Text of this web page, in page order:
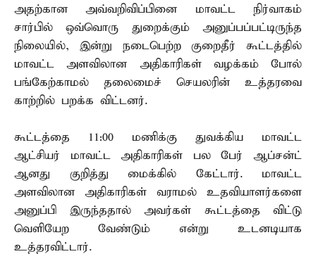
அதற்கான அவ்வறிவிப்பினை மாவட்ட நிர்வாகம்
சார்பில் ஒவ்வொரு துறைக்கும் அனுப்பப்பட்டிருந்த
நிலையில், இன்று நடைபெற்ற குறைதீர் கூட்டத்தில்
மாவட்ட அளவிலான அதிகாரிகள் வழக்கம் போல்
பங்கேற்காமல் தலைமைச் செயலரின் உத்தரவை
காற்றில் பறக்க விட்டனர்.
கூட்டத்தை 11:00 மணிக்கு துவக்கிய மாவட்ட
ஆட்சியர் மாவட்ட அதிகாரிகள் பல பேர் ஆப்சன்ட்
ஆனது குறித்து மைக்கில் கேட்டார். மாவட்ட
அளவிலான அதிகாரிகள் வராமல் உதவியாளர்களை
அனுப்பி இருந்ததால் அவர்கள் கூட்டத்தை விட்டு
வெளியேற வேண்டும் என்று உடனடியாக
உத்தரவிட்டார்.